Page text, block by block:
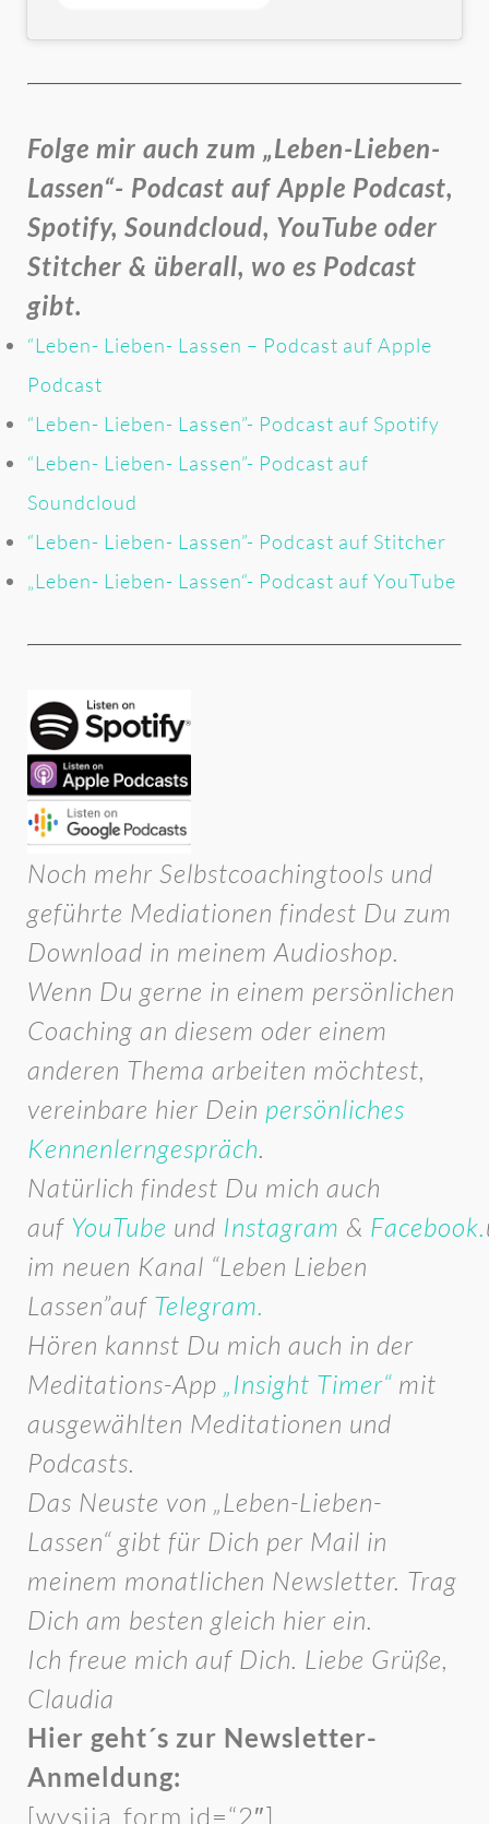
Folge mir auch zum „Leben-Lieben-
Lassen“- Podcast auf Apple Podcast,
Spotify, Soundcloud, YouTube oder
Stitcher & überall, wo es Podcast
gibt.
“Leben- Lieben- Lassen – Podcast auf Apple
Podcast
“Leben- Lieben- Lassen”- Podcast auf Spotify
“Leben- Lieben- Lassen”- Podcast auf
Soundcloud
“Leben- Lieben- Lassen”- Podcast auf Stitcher
„Leben- Lieben- Lassen“- Podcast auf YouTube
Noch mehr Selbstcoachingtools und
geführte Mediationen findest Du zum
Download in meinem Audioshop.
Wenn Du gerne in einem persönlichen
Coaching an diesem oder einem
anderen Thema arbeiten möchtest,
vereinbare hier Dein persönliches
Kennenlerngespräch.
Natürlich findest Du mich auch
auf YouTube und Instagram & Facebook.
im neuen Kanal “Leben Lieben
Lassen”auf Telegram.
Hören kannst Du mich auch in der
Meditations-App „Insight Timer“ mit
ausgewählten Meditationen und
Podcasts.
Das Neuste von „Leben-Lieben-
Lassen“ gibt für Dich per Mail in
meinem monatlichen Newsletter. Trag
Dich am besten gleich hier ein.
Ich freue mich auf Dich. Liebe Grüße,
Claudia
Hier geht´s zur Newsletter-
Anmeldung:
[wysija_form id=“2″]